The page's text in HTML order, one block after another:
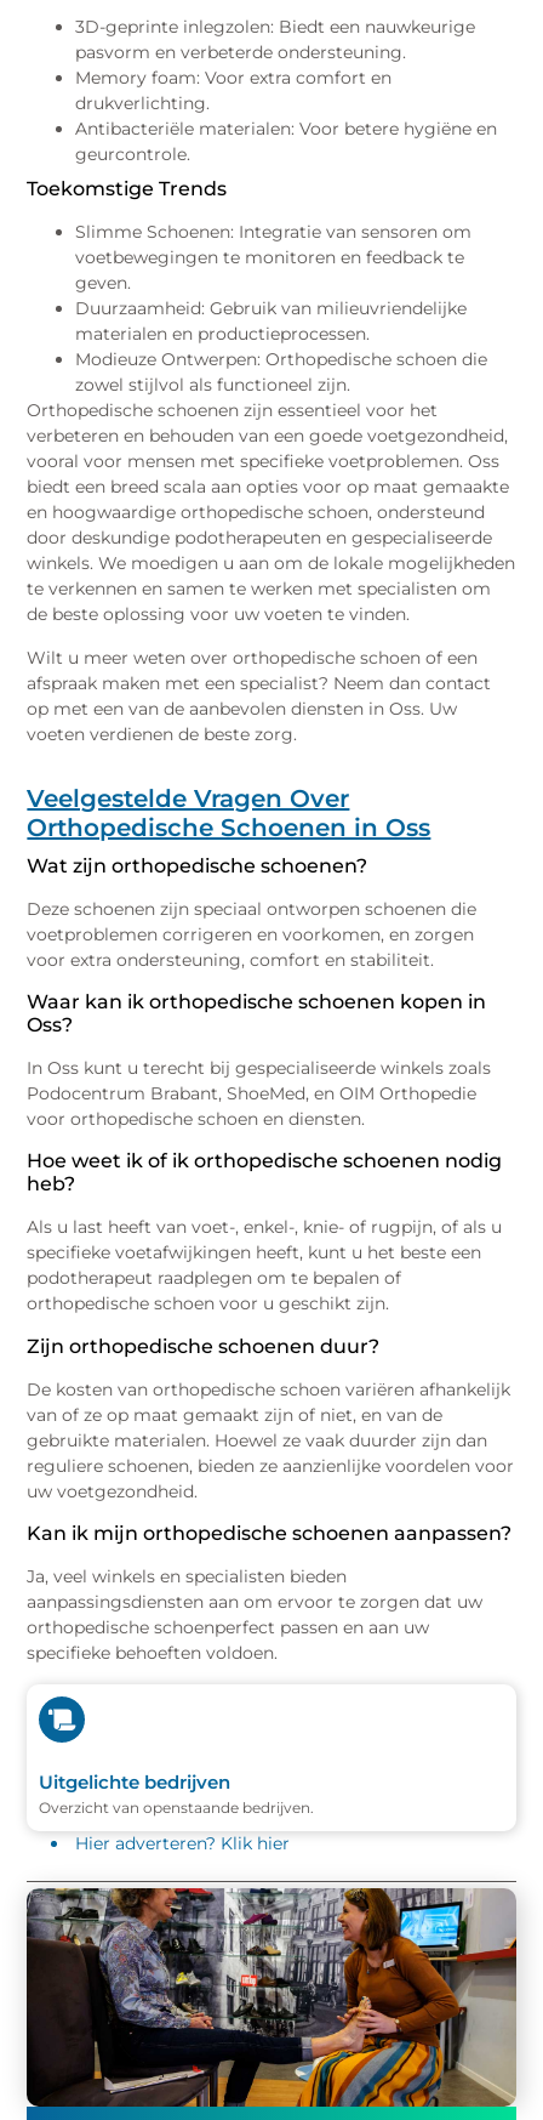
3D-geprinte inlegzolen: Biedt een nauwkeurige
pasvorm en verbeterde ondersteuning.
Memory foam: Voor extra comfort en
drukverlichting.
Antibacteriële materialen: Voor betere hygiëne en
geurcontrole.
Toekomstige Trends
Slimme Schoenen: Integratie van sensoren om
voetbewegingen te monitoren en feedback te
geven.
Duurzaamheid: Gebruik van milieuvriendelijke
materialen en productieprocessen.
Modieuze Ontwerpen: Orthopedische schoen die
zowel stijlvol als functioneel zijn.
Orthopedische schoenen zijn essentieel voor het
verbeteren en behouden van een goede voetgezondheid,
vooral voor mensen met specifieke voetproblemen. Oss
biedt een breed scala aan opties voor op maat gemaakte
en hoogwaardige orthopedische schoen, ondersteund
door deskundige podotherapeuten en gespecialiseerde
winkels. We moedigen u aan om de lokale mogelijkheden
te verkennen en samen te werken met specialisten om
de beste oplossing voor uw voeten te vinden.
Wilt u meer weten over orthopedische schoen of een
afspraak maken met een specialist? Neem dan contact
op met een van de aanbevolen diensten in Oss. Uw
voeten verdienen de beste zorg.
Veelgestelde Vragen Over
Orthopedische Schoenen in Oss
Wat zijn orthopedische schoenen?
Deze schoenen zijn speciaal ontworpen schoenen die
voetproblemen corrigeren en voorkomen, en zorgen
voor extra ondersteuning, comfort en stabiliteit.
Waar kan ik orthopedische schoenen kopen in
Oss?
In Oss kunt u terecht bij gespecialiseerde winkels zoals
Podocentrum Brabant, ShoeMed, en OIM Orthopedie
voor orthopedische schoen en diensten.
Hoe weet ik of ik orthopedische schoenen nodig
heb?
Als u last heeft van voet-, enkel-, knie- of rugpijn, of als u
specifieke voetafwijkingen heeft, kunt u het beste een
podotherapeut raadplegen om te bepalen of
orthopedische schoen voor u geschikt zijn.
Zijn orthopedische schoenen duur?
De kosten van orthopedische schoen variëren afhankelijk
van of ze op maat gemaakt zijn of niet, en van de
gebruikte materialen. Hoewel ze vaak duurder zijn dan
reguliere schoenen, bieden ze aanzienlijke voordelen voor
uw voetgezondheid.
Kan ik mijn orthopedische schoenen aanpassen?
Ja, veel winkels en specialisten bieden
aanpassingsdiensten aan om ervoor te zorgen dat uw
orthopedische schoenperfect passen en aan uw
specifieke behoeften voldoen.
Uitgelichte bedrijven
Overzicht van openstaande bedrijven.
Hier adverteren? Klik hier